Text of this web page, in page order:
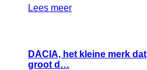
Lees meer
DACIA, het kleine merk dat
groot d…